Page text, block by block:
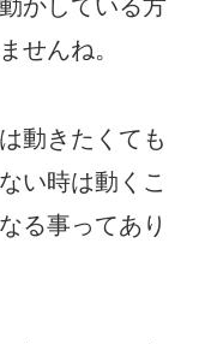
かしている方
せんね。
動きたくても
い時は動くこ
る事ってあり